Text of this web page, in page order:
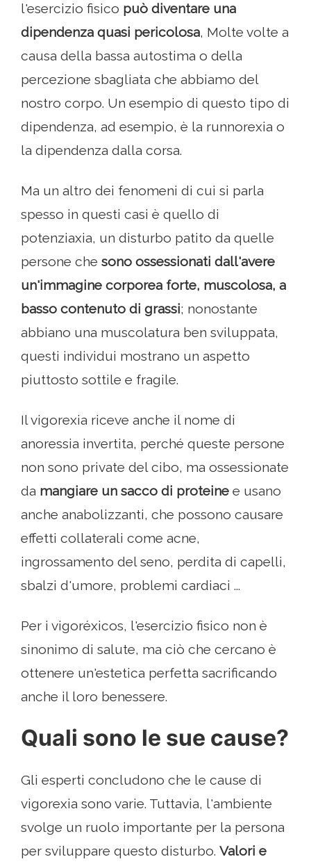
l'esercizio fisico può diventare una
dipendenza quasi pericolosa, Molte volte a
causa della bassa autostima o della
percezione sbagliata che abbiamo del
nostro corpo. Un esempio di questo tipo di
dipendenza, ad esempio, è la runnorexia o
la dipendenza dalla corsa.
Ma un altro dei fenomeni di cui si parla
spesso in questi casi è quello di
potenziaxia, un disturbo patito da quelle
persone che sono ossessionati dall'avere
un'immagine corporea forte, muscolosa, a
basso contenuto di grassi; nonostante
abbiano una muscolatura ben sviluppata,
questi individui mostrano un aspetto
piuttosto sottile e fragile.
Il vigorexia riceve anche il nome di
anoressia invertita, perché queste persone
non sono private del cibo, ma ossessionate
da mangiare un sacco di proteine e usano
anche anabolizzanti, che possono causare
effetti collaterali come acne,
ingrossamento del seno, perdita di capelli,
sbalzi d'umore, problemi cardiaci ...
Per i vigoréxicos, l'esercizio fisico non è
sinonimo di salute, ma ciò che cercano è
ottenere un'estetica perfetta sacrificando
anche il loro benessere.
Quali sono le sue cause?
Gli esperti concludono che le cause di
vigorexia sono varie. Tuttavia, l'ambiente
svolge un ruolo importante per la persona
per sviluppare questo disturbo. Valori e